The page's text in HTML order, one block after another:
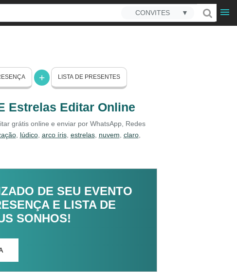
CONVITES ▼
LISTA DE PRESENTES
Estrelas Editar Online
grátis online e enviar por WhatsApp, Redes
, lúdico, arco íris, estrelas, nuvem claro,
DE SEU EVENTO
E LISTA DE
SONHOS!